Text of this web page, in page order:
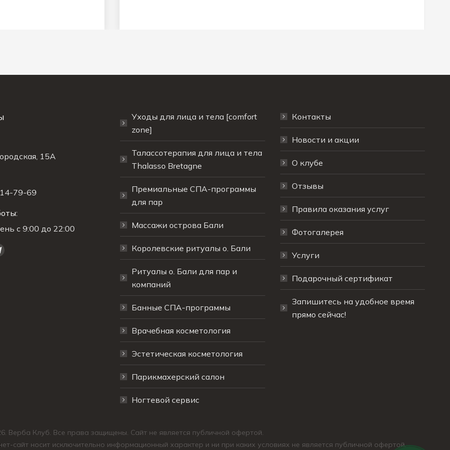
15A
79-69
с 9:00 до 22:00
Уходы для лица и тела [comfort
zone]
Талассотерапия для лица и тела
Thalasso Bretagne
Премиальные СПА-программы
для пар
Массажи острова Бали
Королевские ритуалы о. Бали
Ритуалы о. Бали для пар и
компаний
Банные СПА-программы
Врачебная косметология
Эстетическая косметология
Парикмахерский салон
Ногтевой сервис
Контакты
Новости и акции
О клубе
Отзывы
Правила оказания услуг
Фотогалерея
Услуги
Подарочный сертификат
Запишитесь на удобное время
прямо сейчас!
Верба Клуб. Все права защищены. Сайт не является публичной офертой.
сайт носит исключительно информационный характер и ни при каких условиях не является публичной офертой.